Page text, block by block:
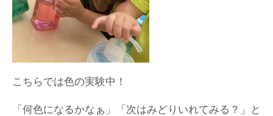
こちらでは色の実験中！
「何色になるかなぁ」「次はみどりいれてみる？」と